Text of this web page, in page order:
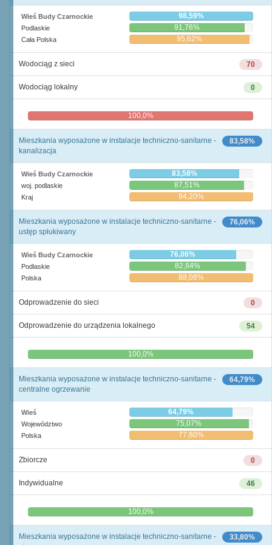
Wieś Budy Czarnockie 98,59%
Podlaskie 91,76%
Cała Polska 95,62%
70
Wodociąg z sieci
0
Wodociąg lokalny
100,0%
83,58%
Mieszkania wyposażone w instalacje techniczno-sanitarne -
kanalizacja
Wieś Budy Czarnockie 83,58%
woj. podlaskie 87,51%
Kraj 94,20%
76,06%
Mieszkania wyposażone w instalacje techniczno-sanitarne -
ustęp spłukiwany
Wieś Budy Czarnockie 76,06%
Podlaskie 82,84%
Polska 88,08%
0
Odprowadzenie do sieci
54
Odprowadzenie do urządzenia lokalnego
0,0% 100,0%
64,79%
Mieszkania wyposażone w instalacje techniczno-sanitarne -
centralne ogrzewanie
Wieś 64,79%
Województwo 75,07%
Polska 77,80%
0
Zbiorcze
46
Indywidualne
0,0% 100,0%
33,80%
Mieszkania wyposażone w instalacje techniczno-sanitarne -